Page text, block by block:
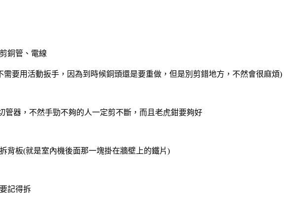
銅管、電線
需要用活動扳手，因為到時候銅頭還是要重做，但是別剪錯地方，不然會很麻煩)
管器，不然手勁不夠的人一定剪不斷，而且老虎鉗要夠好
背板(就是室內機後面那一塊掛在牆壁上的鐵片)
記得拆